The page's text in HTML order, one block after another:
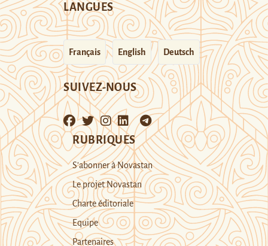
LANGUES
Français English Deutsch
SUIVEZ-NOUS
RUBRIQUES
S’abonner à Novastan
Le projet Novastan
Charte éditoriale
Equipe
Partenaires